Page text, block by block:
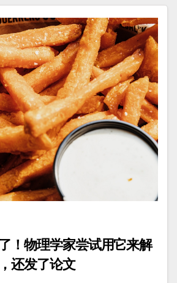
！物理学家尝试用它来解
还发了论文